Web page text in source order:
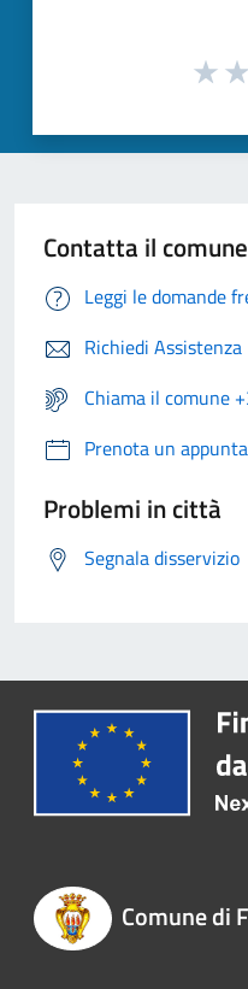
Contatta il comune
Leggi le domande
Richiedi Assistenza
Chiama il comune
Prenota un
Problemi in città
Segnala disservizio
Comune di